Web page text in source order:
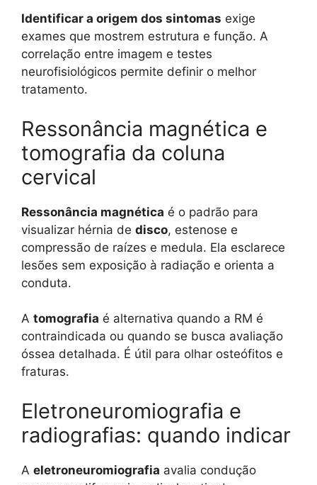
Identificar a origem dos sintomas exige
exames que mostrem estrutura e função. A
correlação entre imagem e testes
neurofisiológicos permite definir o melhor
tratamento.
Ressonância magnética e
tomografia da coluna
cervical
Ressonância magnética é o padrão para
visualizar hérnia de disco, estenose e
compressão de raízes e medula. Ela esclarece
lesões sem exposição à radiação e orienta a
conduta.
A tomografia é alternativa quando a RM é
contraindicada ou quando se busca avaliação
óssea detalhada. É útil para olhar osteófitos e
fraturas.
Eletroneuromiografia e
radiografias: quando indicar
A eletroneuromiografia avalia condução